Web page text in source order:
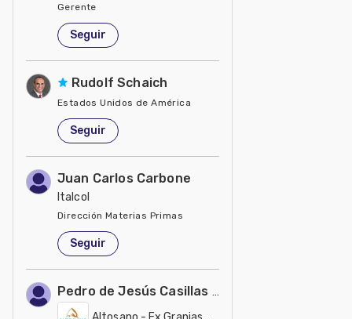
Gerente
Estados Unidos de América
Seguir
Rudolf Schaich
Estados Unidos de América
Seguir
Juan Carlos Carbone
Italcol
Dirección Materias Primas
Colombia
Seguir
Pedro de Jesús Casillas Salazar